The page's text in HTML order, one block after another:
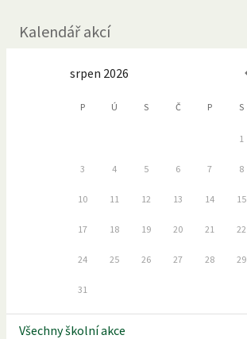
Kalendář akcí
srpen 2026
P Ú S Č P S
1
3 4 5 6 7 8
10 11 12 13 14 15
17 18 19 20 21 22
24 25 26 27 28 29
31
Všechny školní akce